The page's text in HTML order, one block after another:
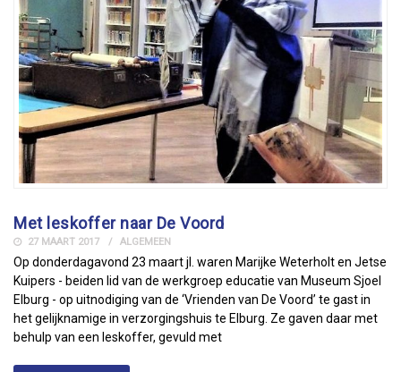
Met leskoffer naar De Voord
27 MAART 2017 ALGEMEEN
Op donderdagavond 23 maart jl. waren Marijke Weterholt en Jetse
Kuipers - beiden lid van de werkgroep educatie van Museum Sjoel
Elburg - op uitnodiging van de ‘Vrienden van De Voord’ te gast in
het gelijknamige in verzorgingshuis te Elburg. Ze gaven daar met
behulp van een leskoffer, gevuld met